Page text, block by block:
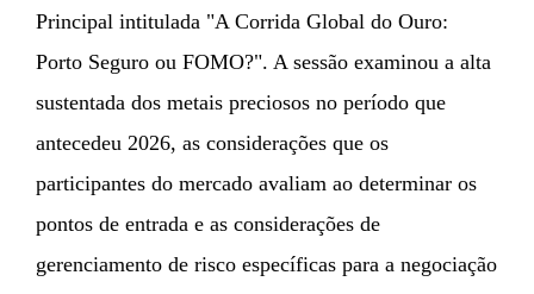
Principal intitulada "A Corrida Global do Ouro:
Porto Seguro ou FOMO?". A sessão examinou a alta
sustentada dos metais preciosos no período que
antecedeu 2026, as considerações que os
participantes do mercado avaliam ao determinar os
pontos de entrada e as considerações de
gerenciamento de risco específicas para a negociação